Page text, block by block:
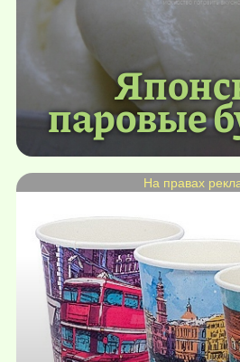
паровые
На правах